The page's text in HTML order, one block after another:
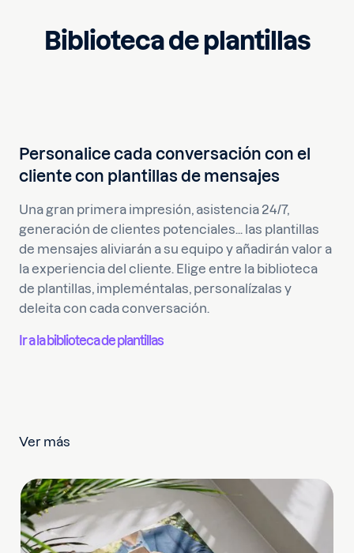
Biblioteca de plantillas
Personalice cada conversación con el
cliente con plantillas de mensajes
Una gran primera impresión, asistencia 24/7,
generación de clientes potenciales... las plantillas
de mensajes aliviarán a su equipo y añadirán valor a
la experiencia del cliente. Elige entre la biblioteca
de plantillas, impleméntalas, personalízalas y
deleita con cada conversación.
Ir a la biblioteca de plantillas
Ver más